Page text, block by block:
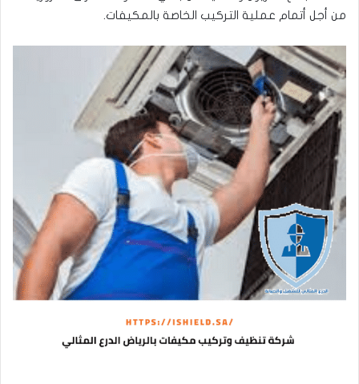
من أجل أتمام عملية التركيب الخاصة بالمكيفات.